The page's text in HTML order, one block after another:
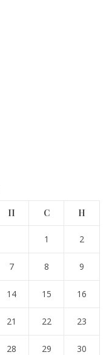
П С Н
1 2
7 8 9
14 15 16
21 22 23
28 29 30